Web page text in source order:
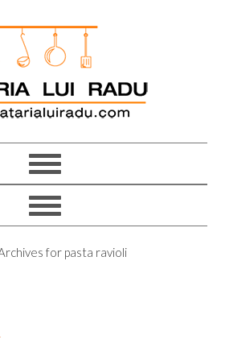
for pasta ravioli